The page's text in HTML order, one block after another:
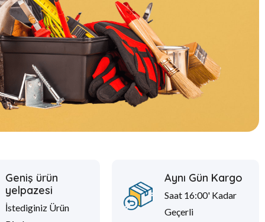
Geniş ürün
yelpazesi
İstediginiz Ürün
Aynı Gün Kargo
Saat 16:00' Kadar
Geçerli